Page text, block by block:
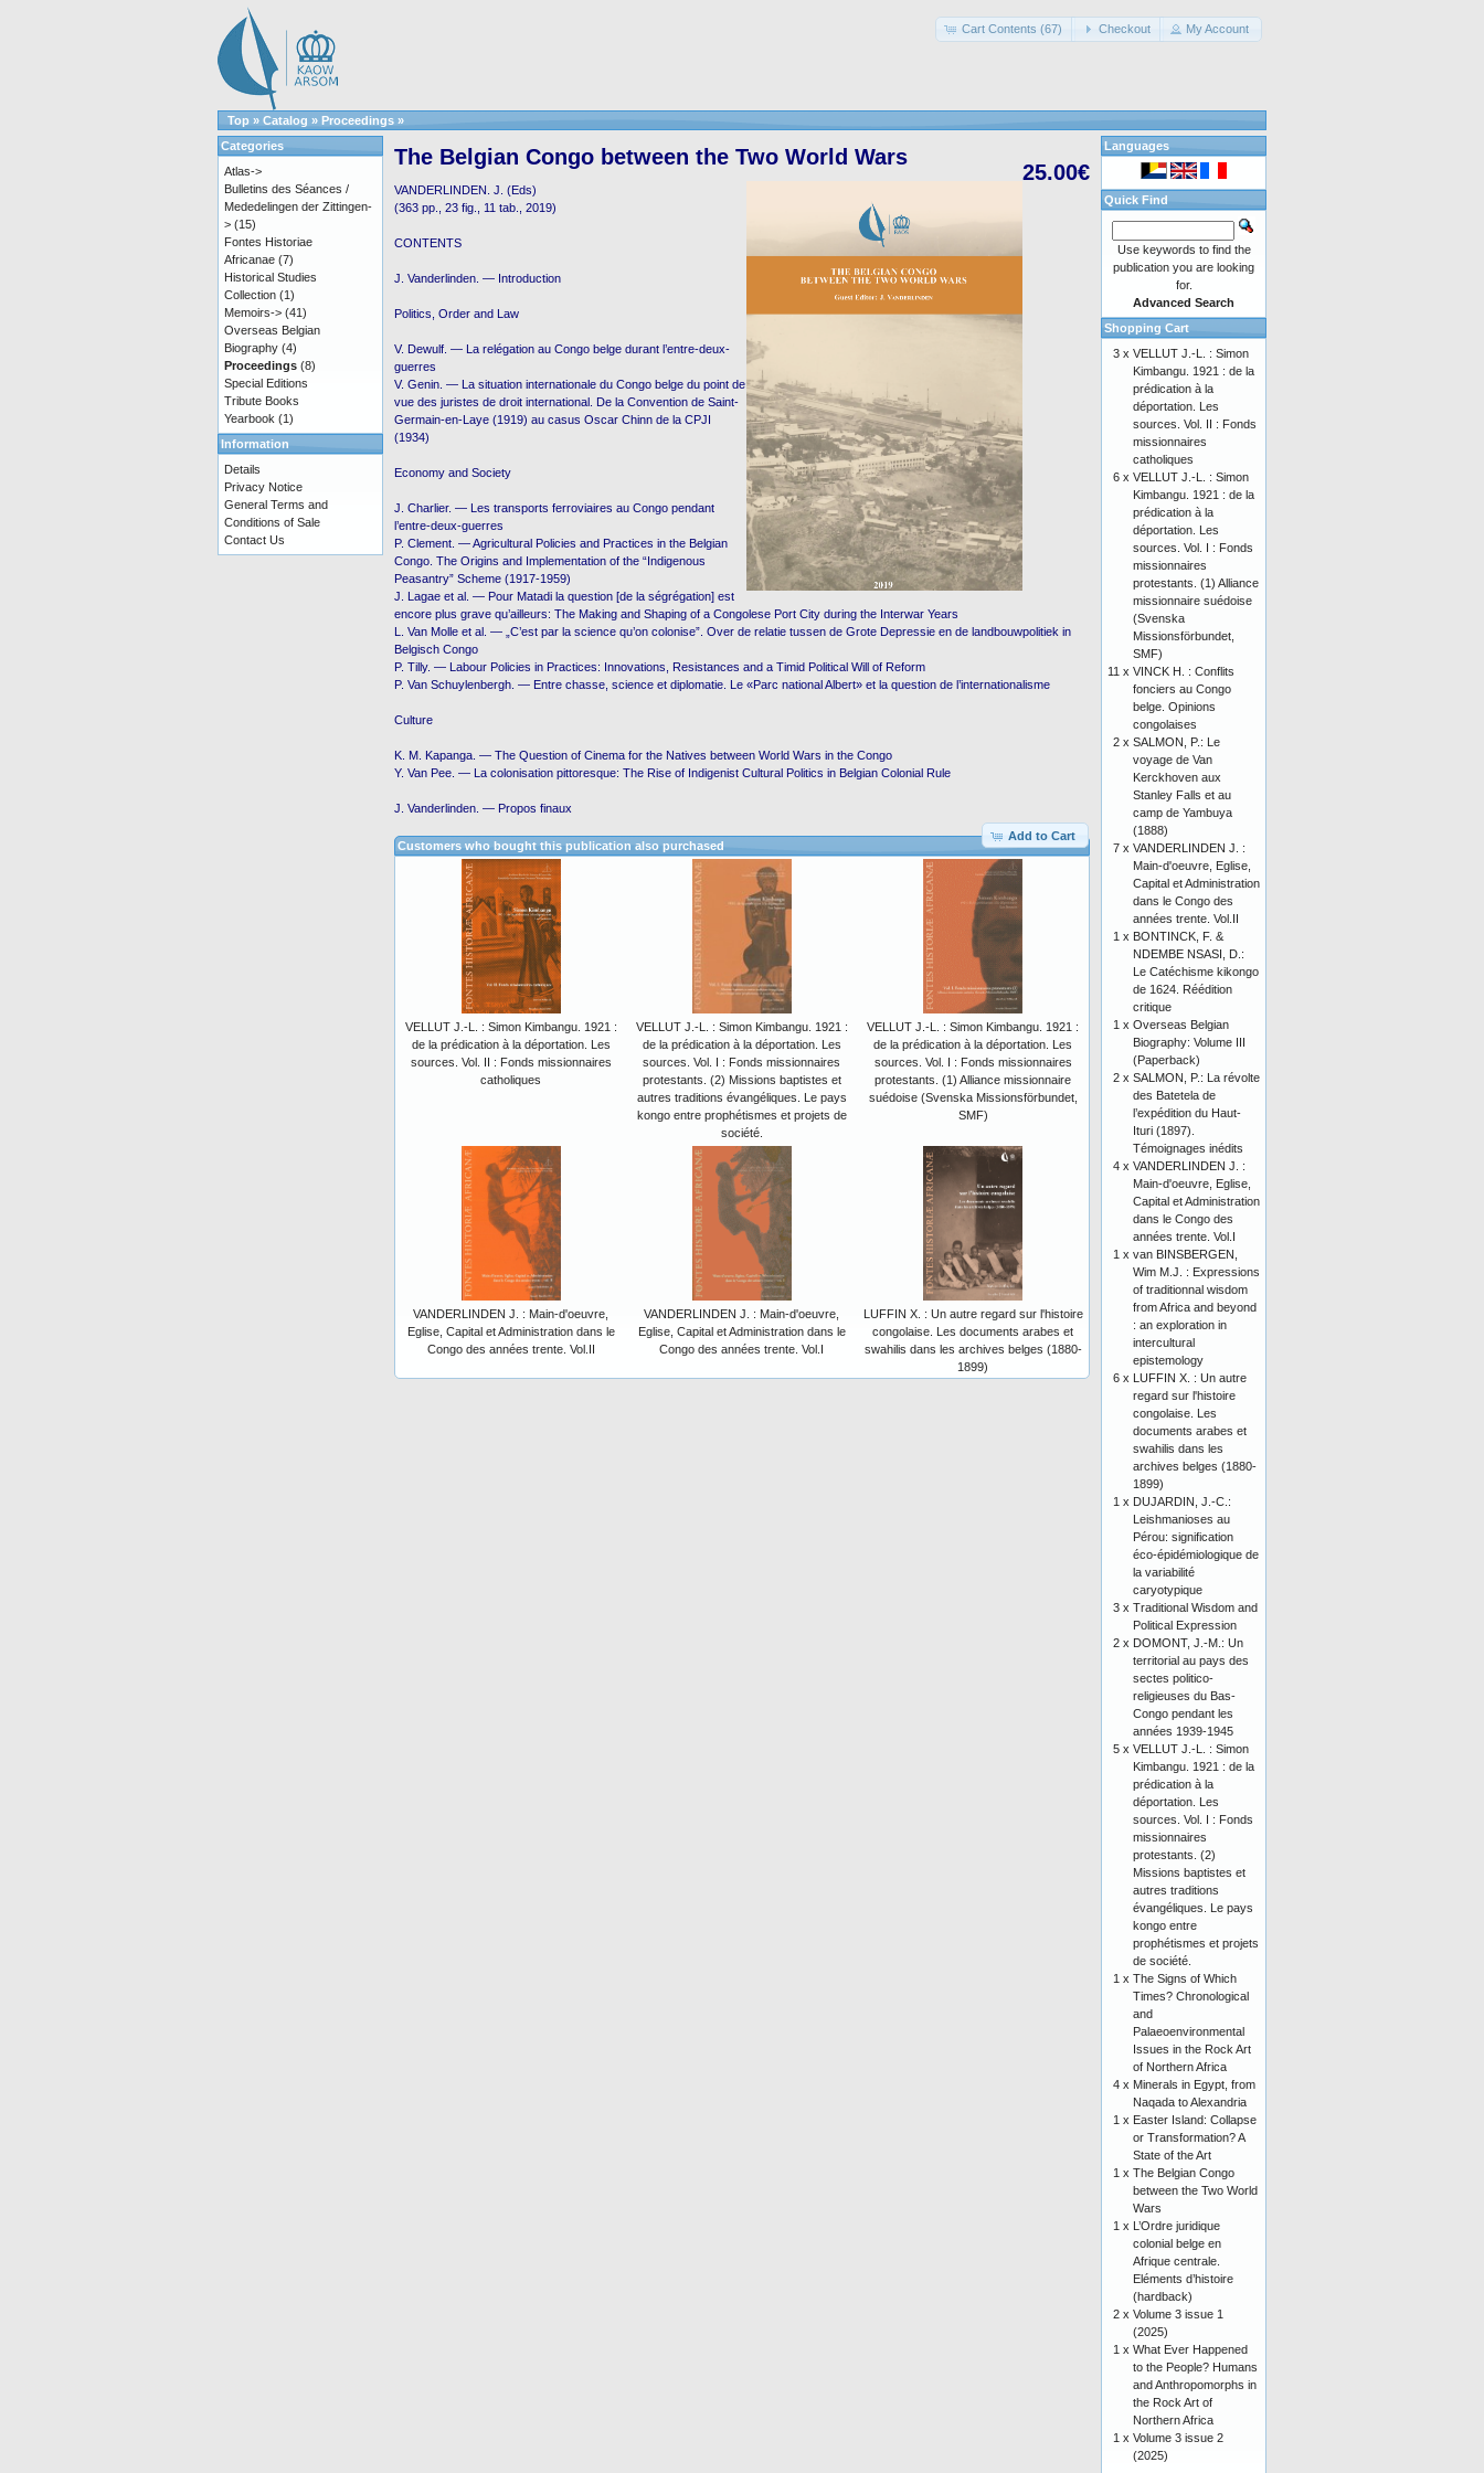
Cart Contents (67) Checkout My Account
Top » Catalog » Proceedings »
25.00€
The Belgian Congo between the Two World Wars
VANDERLINDEN. J. (Eds)
(363 pp., 23 fig., 11 tab., 2019)
CONTENTS
J. Vanderlinden. — Introduction
Politics, Order and Law
V. Dewulf. — La relégation au Congo belge durant l’entre-deux-
guerres
V. Genin. ― La situation internationale du Congo belge du point de
vue des juristes de droit international. De la Convention de Saint-
Germain-en-Laye (1919) au casus Oscar Chinn de la CPJI
(1934)
Economy and Society
J. Charlier. ― Les transports ferroviaires au Congo pendant
l’entre-deux-guerres
P. Clement. ― Agricultural Policies and Practices in the Belgian
Congo. The Origins and Implementation of the “Indigenous
Peasantry” Scheme (1917-1959)
J. Lagae et al. ― Pour Matadi la question [de la ségrégation] est
encore plus grave qu’ailleurs: The Making and Shaping of a Congolese Port City during the Interwar Years
L. Van Molle et al. ― „C’est par la science qu’on colonise”. Over de relatie tussen de Grote Depressie en de landbouwpolitiek in
Belgisch Congo
P. Tilly. ― Labour Policies in Practices: Innovations, Resistances and a Timid Political Will of Reform
P. Van Schuylenbergh. ― Entre chasse, science et diplomatie. Le «Parc national Albert» et la question de l’internationalisme
Culture
K. M. Kapanga. ― The Question of Cinema for the Natives between World Wars in the Congo
Y. Van Pee. ― La colonisation pittoresque: The Rise of Indigenist Cultural Politics in Belgian Colonial Rule
J. Vanderlinden. ― Propos finaux
Add to Cart
Customers who bought this publication also purchased
VELLUT J.-L. : Simon Kimbangu. 1921 :
de la prédication à la déportation. Les
sources. Vol. II : Fonds missionnaires
catholiques
VELLUT J.-L. : Simon Kimbangu. 1921 :
de la prédication à la déportation. Les
sources. Vol. I : Fonds missionnaires
protestants. (2) Missions baptistes et
autres traditions évangéliques. Le pays
kongo entre prophétismes et projets de
société.
VELLUT J.-L. : Simon Kimbangu. 1921 :
de la prédication à la déportation. Les
sources. Vol. I : Fonds missionnaires
protestants. (1) Alliance missionnaire
suédoise (Svenska Missionsförbundet,
SMF)
VANDERLINDEN J. : Main-d'oeuvre,
Eglise, Capital et Administration dans le
Congo des années trente. Vol.II
VANDERLINDEN J. : Main-d'oeuvre,
Eglise, Capital et Administration dans le
Congo des années trente. Vol.I
LUFFIN X. : Un autre regard sur l'histoire
congolaise. Les documents arabes et
swahilis dans les archives belges (1880-
1899)
Categories
Atlas->
Bulletins des Séances /
Mededelingen der Zittingen-
> (15)
Fontes Historiae
Africanae (7)
Historical Studies
Collection (1)
Memoirs-> (41)
Overseas Belgian
Biography (4)
Proceedings (8)
Special Editions
Tribute Books
Yearbook (1)
Information
Details
Privacy Notice
General Terms and
Conditions of Sale
Contact Us
Languages
Quick Find
Use keywords to find the
publication you are looking
for.
Advanced Search
Shopping Cart
3 x VELLUT J.-L. : Simon
Kimbangu. 1921 : de la
prédication à la
déportation. Les
sources. Vol. II : Fonds
missionnaires
catholiques
6 x VELLUT J.-L. : Simon
Kimbangu. 1921 : de la
prédication à la
déportation. Les
sources. Vol. I : Fonds
missionnaires
protestants. (1) Alliance
missionnaire suédoise
(Svenska
Missionsförbundet,
SMF)
11 x VINCK H. : Conflits
fonciers au Congo
belge. Opinions
congolaises
2 x SALMON, P.: Le
voyage de Van
Kerckhoven aux
Stanley Falls et au
camp de Yambuya
(1888)
7 x VANDERLINDEN J. :
Main-d'oeuvre, Eglise,
Capital et Administration
dans le Congo des
années trente. Vol.II
1 x BONTINCK, F. &
NDEMBE NSASI, D.:
Le Catéchisme kikongo
de 1624. Réédition
critique
1 x Overseas Belgian
Biography: Volume III
(Paperback)
2 x SALMON, P.: La révolte
des Batetela de
l’expédition du Haut-
Ituri (1897).
Témoignages inédits
4 x VANDERLINDEN J. :
Main-d'oeuvre, Eglise,
Capital et Administration
dans le Congo des
années trente. Vol.I
1 x van BINSBERGEN,
Wim M.J. : Expressions
of traditionnal wisdom
from Africa and beyond
: an exploration in
intercultural
epistemology
6 x LUFFIN X. : Un autre
regard sur l'histoire
congolaise. Les
documents arabes et
swahilis dans les
archives belges (1880-
1899)
1 x DUJARDIN, J.-C.:
Leishmanioses au
Pérou: signification
éco-épidémiologique de
la variabilité
caryotypique
3 x Traditional Wisdom and
Political Expression
2 x DOMONT, J.-M.: Un
territorial au pays des
sectes politico-
religieuses du Bas-
Congo pendant les
années 1939-1945
5 x VELLUT J.-L. : Simon
Kimbangu. 1921 : de la
prédication à la
déportation. Les
sources. Vol. I : Fonds
missionnaires
protestants. (2)
Missions baptistes et
autres traditions
évangéliques. Le pays
kongo entre
prophétismes et projets
de société.
1 x The Signs of Which
Times? Chronological
and
Palaeoenvironmental
Issues in the Rock Art
of Northern Africa
4 x Minerals in Egypt, from
Naqada to Alexandria
1 x Easter Island: Collapse
or Transformation? A
State of the Art
1 x The Belgian Congo
between the Two World
Wars
1 x L’Ordre juridique
colonial belge en
Afrique centrale.
Eléments d’histoire
(hardback)
2 x Volume 3 issue 1
(2025)
1 x What Ever Happened
to the People? Humans
and Anthropomorphs in
the Rock Art of
Northern Africa
1 x Volume 3 issue 2
(2025)